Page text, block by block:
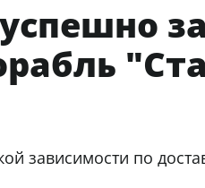
зависимости по